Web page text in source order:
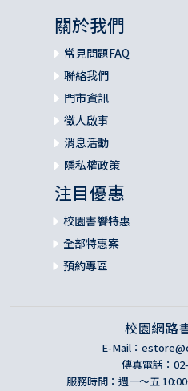
關於我們
常見問題FAQ
聯絡我們
門市資訊
徵人啟事
消息活動
隱私權政策
注目優惠
校園書饗特惠
全部特惠案
預約專區
校園網路
E-Mail：
傳真電話：
服務時間：週一～五